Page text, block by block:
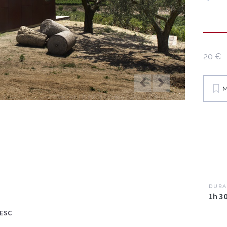
20 €
1h